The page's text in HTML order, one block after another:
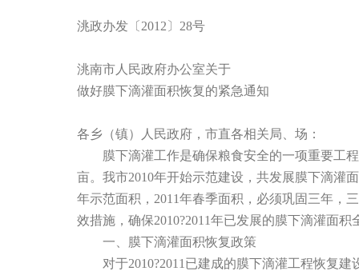
洮政办发〔2012〕28号
洮南市人民政府办公室关于
做好膜下滴灌面积恢复的紧急通知
各乡（镇）人民政府，市直各相关局、场：
膜下滴灌工作是确保粮食安全的一项重要工程
亩。我市2010年开始示范建设，共发展膜下滴灌
年示范面积，2011年春季面积，必须巩固三年，
效措施，确保2010?2011年已发展的膜下滴灌面
一、膜下滴灌面积恢复政策
对于2010?2011已建成的膜下滴灌工程恢复建